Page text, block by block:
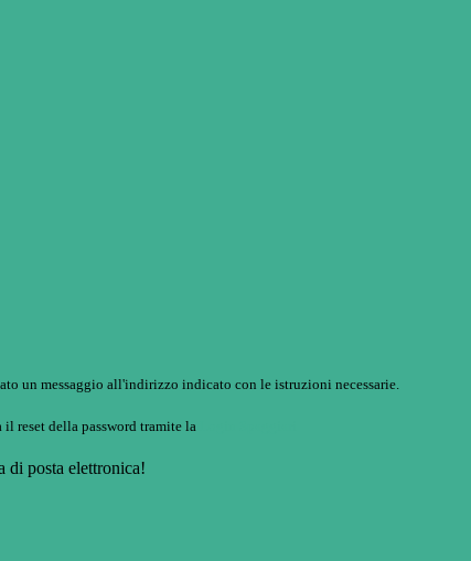
un messaggio all'indirizzo indicato con le istruzioni necessarie.
reset della password tramite la
di posta elettronica!